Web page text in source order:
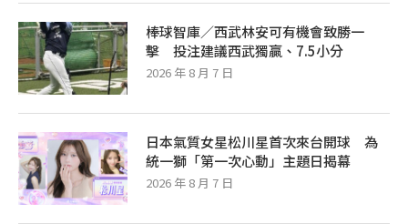
棒球智庫／西武林安可有機會致勝一
擊 投注建議西武獨贏、7.5小分
2026 年 8 月 7 日
日本氣質女星松川星首次來台開球 為
統一獅「第一次心動」主題日揭幕
2026 年 8 月 7 日